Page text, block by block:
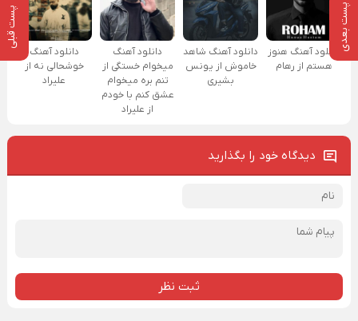
پست بعدی پست قبلی
دانلود آهنگ هنوز
هستم از رهام
دانلود آهنگ شاهد
خاموش از یونس
بشیری
دانلود آهنگ
میخوام خستگی از
تنم بره میخوام
عشق کنم با خودم
از علیراد
دانلود آهنگ
خوشحالی نه از
علیراد
دیدگاه خود را بگذارید
ثبت نظر